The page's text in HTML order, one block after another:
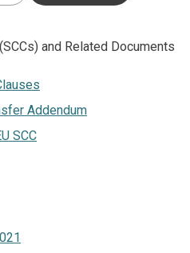
and Related Documents
Addendum
SCC